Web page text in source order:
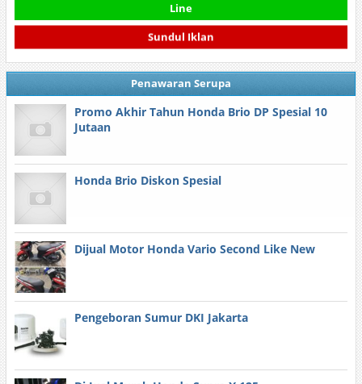
Line
Sundul Iklan
Penawaran Serupa
Promo Akhir Tahun Honda Brio DP Spesial 10
Jutaan
Honda Brio Diskon Spesial
Dijual Motor Honda Vario Second Like New
Pengeboran Sumur DKI Jakarta